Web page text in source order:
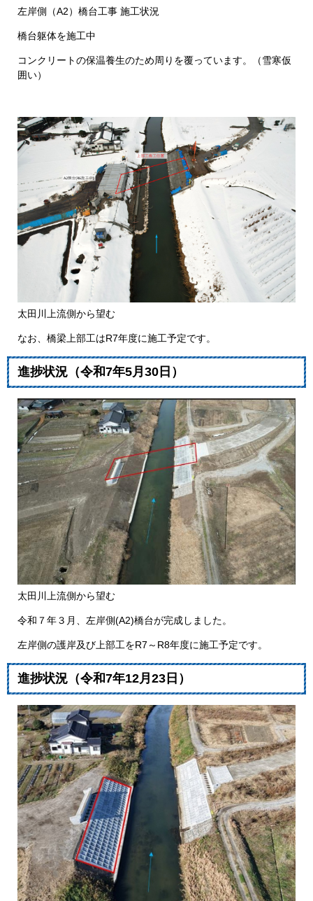
左岸側（A2）橋台工事 施工状況
橋台躯体を施工中
コンクリートの保温養生のため周りを覆っています。（雪寒仮
囲い）
太田川上流側から望む
なお、橋梁上部工はR7年度に施工予定です。​
​​進捗状況（令和7年5月30日）
太田川上流側から望む
令和７年３月、左岸側(A2)橋台が完成しました。
左岸側の護岸及び上部工をR7～R8年度に施工予定です。
​​進捗状況（令和7年12月23日）